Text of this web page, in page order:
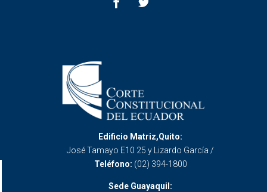
Edificio Matriz,Quito:
José Tamayo E10 25 y Lizardo García /
Teléfono: (02) 394-1800
Sede Guayaquil: